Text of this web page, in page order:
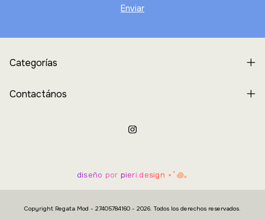
Categorías
Contactános
diseño por pieri.design ⋆˚꩜｡
Copyright Regata Mod - 27405784160 - 2026. Todos los derechos reservados.